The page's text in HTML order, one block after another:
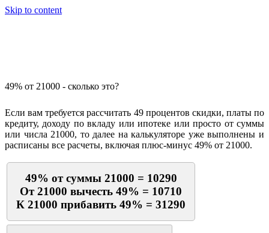
Skip to content
49% от 21000 - сколько это?
Если вам требуется рассчитать 49 процентов скидки, платы по
кредиту, доходу по вкладу или ипотеке или просто от суммы
или числа 21000, то далее на калькуляторе уже выполнены и
расписаны все расчеты, включая плюс-минус 49% от 21000.
49% от суммы 21000 = 10290
От 21000 вычесть 49% = 10710
К 21000 прибавить 49% = 31290